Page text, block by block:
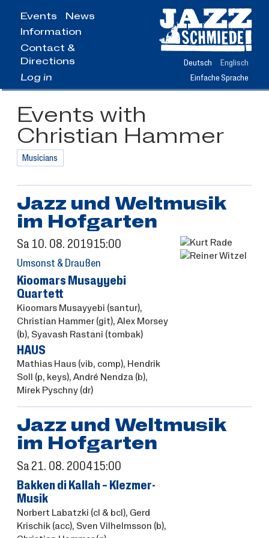
content
Deutsch
Englisch
Einfache Sprache
Events
News
Information
Contact &
Directions
Log in
Events with
Christian Hammer
Musicians
Jazz und Weltmusik
im Hofgarten
Sa 10. 08. 201915:00
Umsonst & Draußen
Kioomars Musayyebi
Quartett
Kioomars Musayyebi (santur),
Christian Hammer(git), Alex Morsey
(b), Syavash Rastani (tombak)
HAUS
Mathias Haus(vib, comp), Hendrik
Soll
(p, keys), André Nendza (b),
Mirek Pyschny(dr)
Jazz und Weltmusik
im Hofgarten
Sa 21. 08. 200415:00
Bakken di Kallah – Klezmer-
Musik
Norbert Labatzki (cl & bcl), Gerd
Krischik(acc), Sven Vilhelmsson (b),